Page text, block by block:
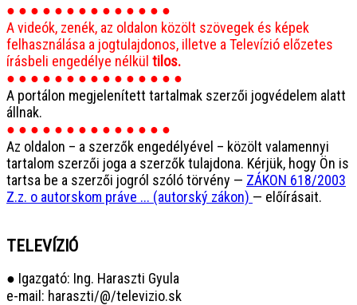
● ● ● ● ● ● ● ● ● ● ● ● ● ●
A videók, zenék, az oldalon közölt szövegek és képek
felhasználása a jogtulajdonos, illetve a Televízió előzetes
írásbeli engedélye nélkül tilos.
● ● ● ● ● ● ● ● ● ● ● ● ● ● ●
A portálon megjelenített tartalmak szerzői jogvédelem alatt
állnak.
● ● ● ● ● ● ● ● ● ● ● ● ● ●
Az oldalon – a szerzők engedélyével – közölt valamennyi
tartalom szerzői joga a szerzők tulajdona. Kérjük, hogy Ön is
tartsa be a szerzői jogról szóló törvény — ZÁKON 618/2003
Z.z. o autorskom práve ... (autorský zákon) — előírásait.
TELEVÍZIÓ
● Igazgató: Ing. Haraszti Gyula
e-mail: haraszti/@/televizio.sk